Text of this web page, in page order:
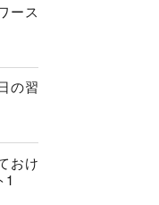
ース
の習
おけ
1